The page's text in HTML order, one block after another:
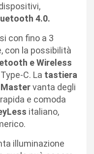
4.0.
con fino a 3
con la possibilità
e Wireless
C. La tastiera
Mastervanta degli
e comoda
italiano,
illuminazione